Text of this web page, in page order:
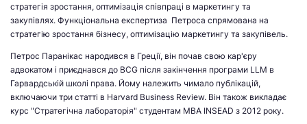
стратегія зростання, оптимізація співпраці в маркетингу та
закупівлях. Функціональна експертиза Петроса спрямована на
стратегію зростання бізнесу, оптимізацію маркетингу та закупівель.
Петрос Паранікас народився в Греції, він почав свою кар'єру
адвокатом і приєднався до BCG після закінчення програми LLM в
Гарвардській школі права. Йому належить чимало публікацій,
включаючи три статті в Harvard Business Review. Він також викладає
курс "Стратегічна лабораторія" студентам MBA INSEAD з 2012 року.